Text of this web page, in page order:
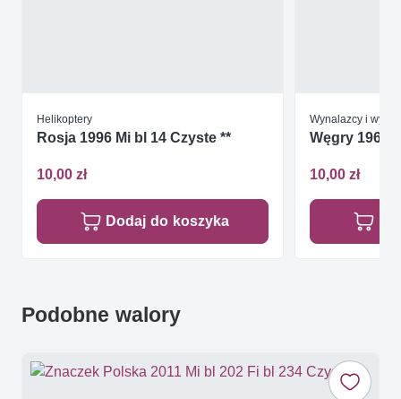
Helikoptery
Rosja 1996 Mi bl 14 Czyste **
10,00 zł
Dodaj do koszyka
Wynalazcy i
Węgry 1967
10,00 zł
Podobne walory